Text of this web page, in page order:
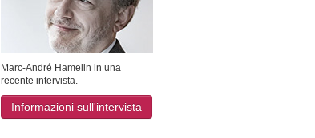
Marc-André Hamelin in una
recente intervista.
Informazioni sull'intervista